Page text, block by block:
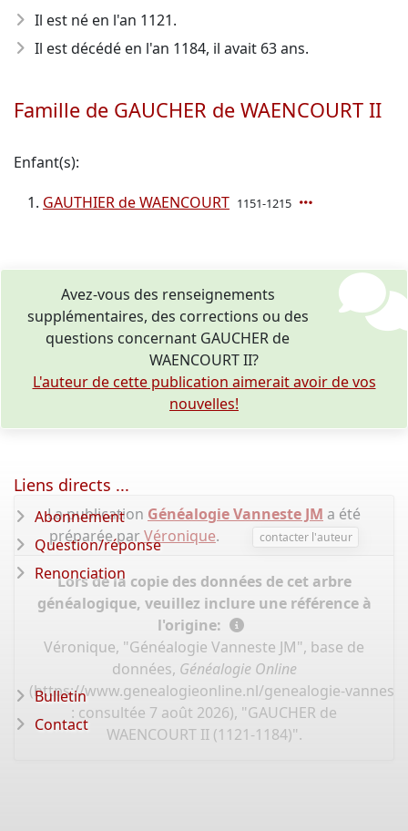
Il est né en l'an 1121.
Il est décédé en l'an 1184, il avait 63 ans.
Famille de GAUCHER de WAENCOURT II
Enfant(s):
GAUTHIER de WAENCOURT 1151-1215
Avez-vous des renseignements
supplémentaires, des corrections ou des
questions concernant GAUCHER de
WAENCOURT II?
L'auteur de cette publication aimerait avoir de vos
nouvelles!
La publication Généalogie Vanneste JM a été
préparée parVéronique. contacter l'auteur
Lors de la copie des données de cet arbre
généalogique, veuillez inclure une référence à
l'origine:
Véronique, "Généalogie Vanneste JM", base de
données, Généalogie Online
(https://www.genealogieonline.nl/genealogie-
: consultée 7 août 2026), "GAUCHER de
WAENCOURT II (1121-1184)".
Liens directs ...
Abonnement
Question/réponse
Renonciation
Bulletin
Contact